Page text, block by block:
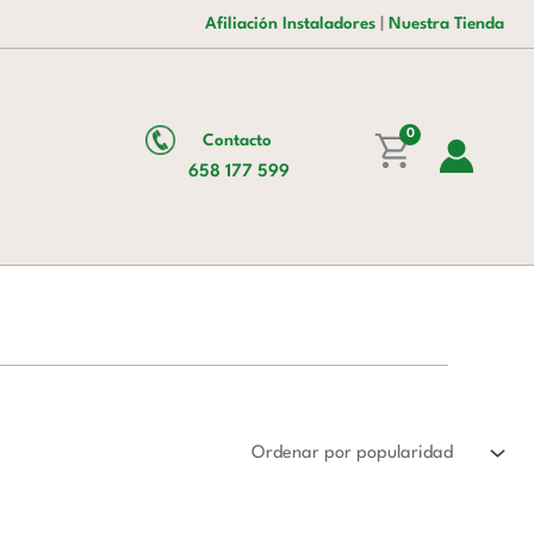
Afiliación Instaladores Nuestra Tienda
Contacto
658 177 599
0